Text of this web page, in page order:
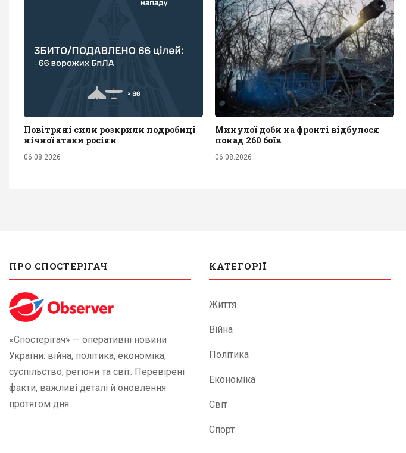
Повітряні сили розкрили подробиці
нічної атаки росіян
06.08.2026
Минулої доби на фронті відбулося
понад 260 боїв
06.08.2026
ПРО СПОСТЕРІГАЧ
«Спостерігач» — оперативні новини
України: війна, політика, економіка,
суспільство, регіони та світ. Перевірені
факти, важливі деталі й оновлення
протягом дня.
КАТЕГОРІЇ
Життя
Війна
Політика
Економіка
Світ
Спорт